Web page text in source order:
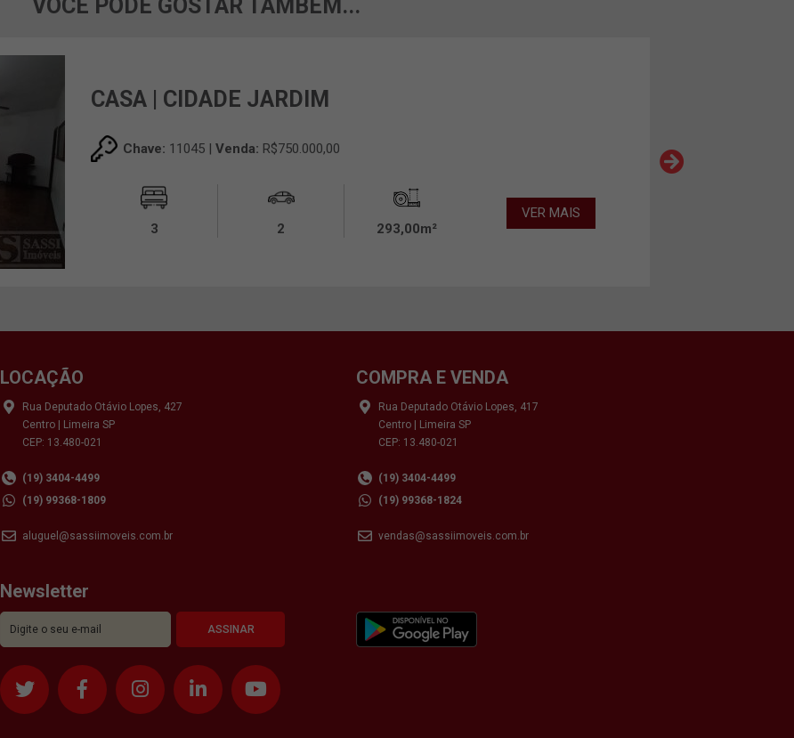
VOCÊ PODE GOSTAR TAMBÉM...
CASA | CIDADE JARDIM
Chave: 11045 |Venda: R$750.000,00
3 2 293,00m²
VER MAIS
LOCAÇÃO
Rua Deputado Otávio Lopes, 427
Centro | Limeira SP
CEP: 13.480-021
(19) 3404-4499
(19) 99368-1809
aluguel@sassiimoveis.com.br
COMPRA E VENDA
Rua Deputado Otávio Lopes, 417
Centro | Limeira SP
CEP: 13.480-021
(19) 3404-4499
(19) 99368-1824
vendas@sassiimoveis.com.br
Newsletter